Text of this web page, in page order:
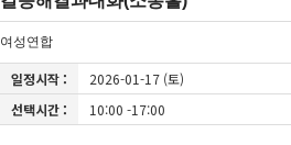
여성연합
일정시작 :
2026-01-17 (토)
선택시간 :
10:00 -17:00